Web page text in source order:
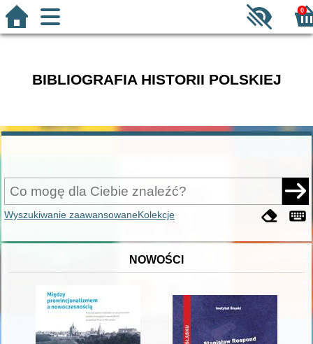
0
BIBLIOGRAFIA HISTORII POLSKIEJ
Wyszukiwanie zaawansowaneKolekcje
NOWOŚCI